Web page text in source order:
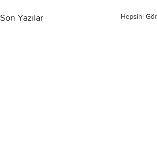
Son Yazılar Hepsini Gör